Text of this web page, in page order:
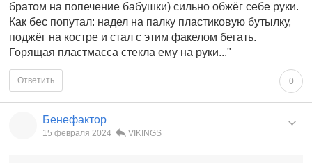
братом на попечение бабушки) сильно обжёг себе руки.
Как бес попутал: надел на палку пластиковую бутылку,
поджёг на костре и стал с этим факелом бегать.
Горящая пластмасса стекла ему на руки..."
0
Ответить
Бенефактор
15 февраля 2024 VIKINGS